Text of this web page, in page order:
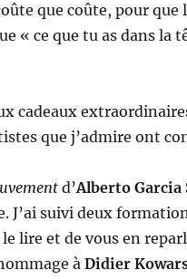
que coûte, pour que
« ce que tu as dans la
cadeaux
que j’admire ont
d’Alberto Garcia
J’ai suivi deux
lire et de vous en
à Didier